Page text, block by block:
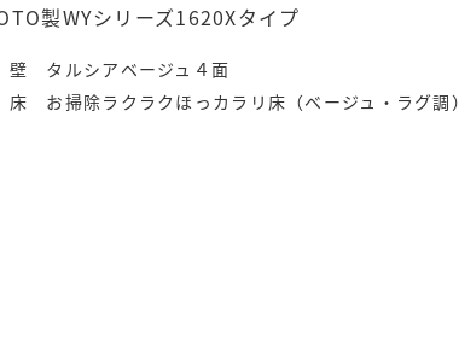
製WYシリーズ1620Xタイプ
壁 タルシアベージュ４面
床 お掃除ラクラクほっカラリ床（ベージュ・ラグ調）